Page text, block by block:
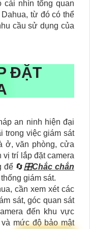
cái nhìn tổng quan
từ đó có thể
cầu sử dụng của
ĐẶT
an ninh hiện đại
trong việc giám sát
ở, văn phòng, cửa
vị trí lắp đặt camera
để 🔄 🎛Chắc chắn
giám sát.
cần xem xét các
sát, góc quan sát
đến khu vực
mức độ bảo mật